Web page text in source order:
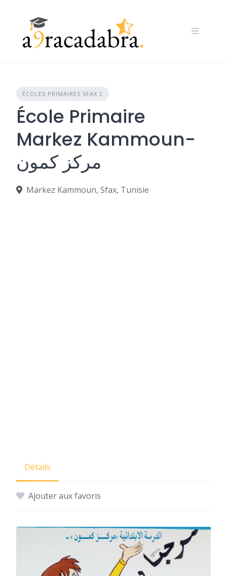
ÉCOLES PRIMAIRES SFAX 2
École Primaire
Markez Kammoun-
مركز كمون
Markez Kammoun, Sfax, Tunisie
Détails
Ajouter aux favoris